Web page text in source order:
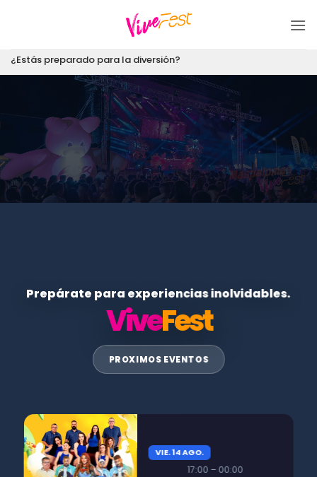
¿Estás preparado para la diversión?
Prepárate para experiencias inolvidables.
ViveFest
PROXIMOS EVENTOS
VIE. 14 AGO.
17:00 – 00:00